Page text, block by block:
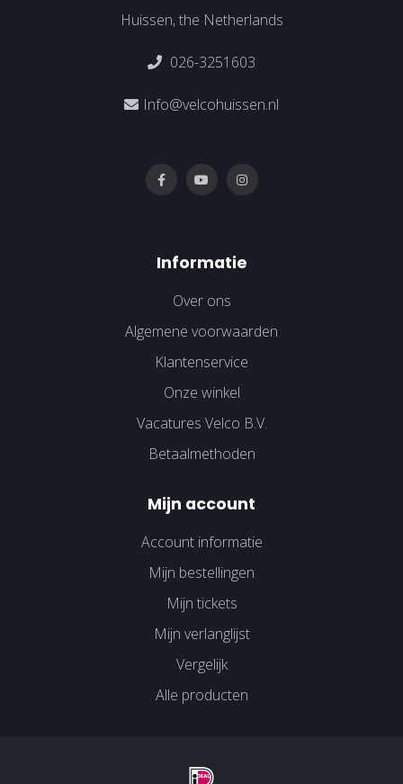
Huissen, the Netherlands
026-3251603
Info@velcohuissen.nl
Informatie
Over ons
Algemene voorwaarden
Klantenservice
Onze winkel
Vacatures Velco B.V.
Betaalmethoden
Mijn account
Account informatie
Mijn bestellingen
Mijn tickets
Mijn verlanglijst
Vergelijk
Alle producten